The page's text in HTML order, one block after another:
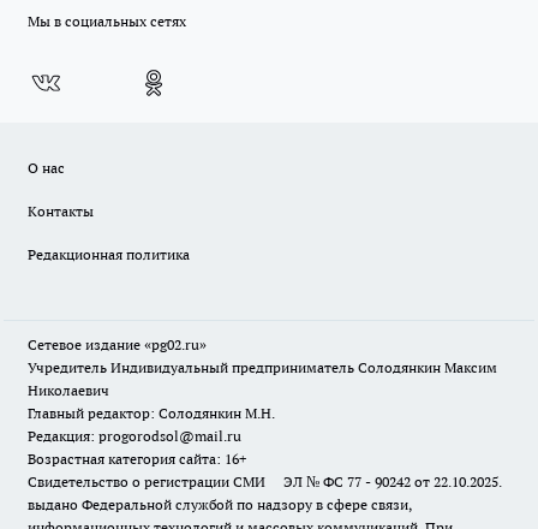
Мы в социальных сетях
О нас
Контакты
Редакционная политика
Сетевое издание «pg02.ru»
Учредитель Индивидуальный предприниматель Солодянкин Максим
Николаевич
Главный редактор: Солодянкин М.Н.
Редакция: progorodsol@mail.ru
Возрастная категория сайта: 16+
Свидетельство о регистрации СМИ ЭЛ № ФС 77 - 90242 от 22.10.2025.
выдано Федеральной службой по надзору в сфере связи,